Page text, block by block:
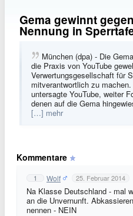
Gema gewinnt
Nennung in
München (dpa) - Die
die Praxis von YouTube
Verwertungsgesellschaft für
mitverantwortlich zu
untersagte YouTube, weiter
denen auf die Gema
[…] mehr
Kommentare
1 Wolf 25. Februar 2014
Na Klasse Deutschland - mal
an die Unvernunft.
nennen - NEIN